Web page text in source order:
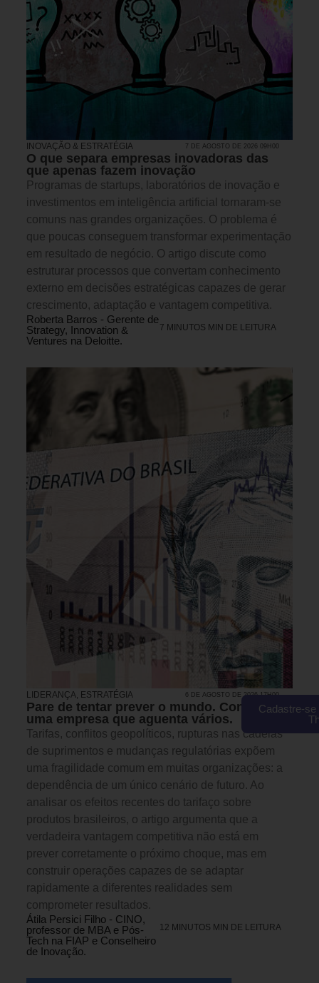
INOVAÇÃO & ESTRATÉGIA 7 DE AGOSTO DE 2026 09H00
O que separa empresas inovadoras das
que apenas fazem inovação
Programas de startups, laboratórios de inovação e
investimentos em inteligência artificial tornaram-se
comuns nas grandes organizações. O problema é
que poucas conseguem transformar experimentação
em resultado de negócio. O artigo discute como
estruturar processos que convertam conhecimento
externo em decisões estratégicas capazes de gerar
crescimento, adaptação e vantagem competitiva.
Roberta Barros - Gerente de
Strategy, Innovation &
Ventures na Deloitte.
7 MINUTOS MIN DE LEITURA
LIDERANÇA, ESTRATÉGIA 6 DE AGOSTO DE 2026 17H00
Pare de tentar prever o mundo. Construa
uma empresa que aguenta vários.
Tarifas, conflitos geopolíticos, rupturas nas cadeias
de suprimentos e mudanças regulatórias expõem
uma fragilidade comum em muitas organizações: a
dependência de um único cenário de futuro. Ao
analisar os efeitos recentes do tarifaço sobre
produtos brasileiros, o artigo argumenta que a
verdadeira vantagem competitiva não está em
prever corretamente o próximo choque, mas em
construir operações capazes de se adaptar
rapidamente a diferentes realidades sem
comprometer resultados.
Átila Persici Filho - CINO,
professor de MBA e Pós-
Tech na FIAP e Conselheiro
de Inovação.
12 MINUTOS MIN DE LEITURA
Cadastre-